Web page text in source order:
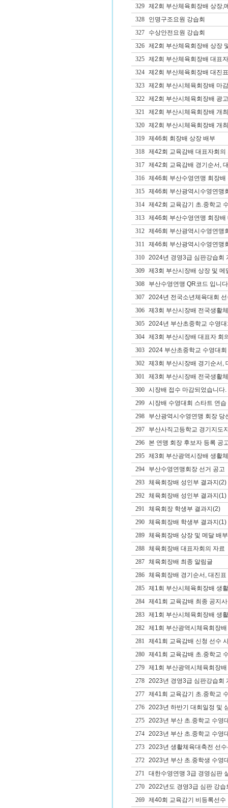
329
제2회 부산체육회장배 상장,
328
인명구조요원 강습회
327
수상안전요원 강습회
326
제2회 부산체육회장배 상장
325
제2회 부산체육회장배 대표
324
제2회 부산체육회장배 대진
323
제2회 부산시체육회장배 마감
322
제2회 부산시체육회장배 광
321
제2회 부산시체육회장배 개
320
제2회 부산시체육회장배 개
319
제46회 회장배 상장 배부
318
제42회 교육감배 대표자회
317
제42회 교육감배 경기순서,
316
제46회 부산수영연맹 회장배
315
제46회 부산광역시수영연맹
314
제42회 교육감기 초.중학교
313
제46회 부산수영연맹 회장
312
제46회 부산광역시수영연맹
311
제46회 부산광역시수영연맹
310
2024년 경영3급 심판강습회
309
제3회 부산시장배 상장 및 메
308
부산수영연맹 QR코드 입니
307
2024년 전국소년체육대회
306
제3회 부산시장배 전국생활
305
2024년 부산초중학교 수영
304
제3회 부산시장배 대표자 회
303
2024 부산초중학교 수영대회
302
제3회 부산시장배 경기순서,
301
제3회 부산시장배 전국생활
300
시장배 접수 마감되었습니다.
299
시장배 수영대회 스타트 연
298
부산광역시수영연맹 회장 당
297
부산사직고등학교 경기지도
296
본 연맹 회장 후보자 등록 공
295
제3회 부산광역시장배 생활
294
부산수영연맹회장 선거 공고
293
체육회장배 성인부 결과지(2)
292
체육회장배 성인부 결과지(1)
291
체육회장 학생부 결과지(2)
290
체육회장배 학생부 결과지(1)
289
체육회장배 상장 및 메달 배
288
체육회장배 대표자회의 자료
287
체육회장배 최종 알림글
286
체육회장배 경기순서, 대진표
285
제1회 부산시체육회장배 생
284
제41회 교육감배 최종 공지
283
제1회 부산시체육회장배 생
282
제1회 부산광역시체육회장
281
제41회 교육감배 신청 선수
280
제41회 교육감배 초.중학교
279
제1회 부산광역시체육회장
278
2023년 경영3급 심판강습회
277
제41회 교육감기 초.중학교
276
2023년 하반기 대회일정 및
275
2023년 부산 초.중학교 수영
274
2023년 부산 초.중학교 수영
273
2023년 생활체육대축전 선
272
2023년 부산 초.중학생 수영
271
대한수영연맹 3급 경영심판
270
2022년도 경영3급 심판 강습
269
제40회 교육감기 비등록선수